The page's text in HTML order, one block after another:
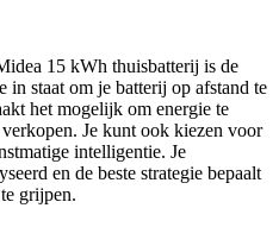
15 kWh thuisbatterij is de
in staat om je batterij op afstand te
het mogelijk om energie te
Je kunt ook kiezen voor
intelligentie. Je
en de beste strategie bepaalt
grijpen.